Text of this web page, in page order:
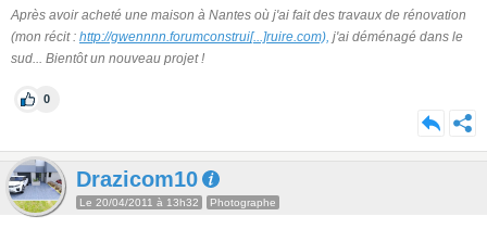
Après avoir acheté une maison à Nantes où j'ai fait des travaux de rénovation
(mon récit : http://gwennnn.forumconstrui[...]ruire.com), j'ai déménagé dans le
sud... Bientôt un nouveau projet !
0
Drazicom10
Le 20/04/2011 à 13h32 Photographe